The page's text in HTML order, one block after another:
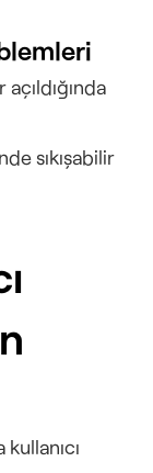
sıkışabilir